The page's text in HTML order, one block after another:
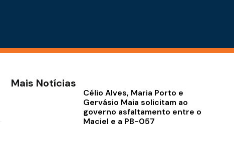
Mais Notícias
Célio Alves, Maria Porto e
Gervásio Maia solicitam ao
governo asfaltamento entre o
Maciel e a PB-057